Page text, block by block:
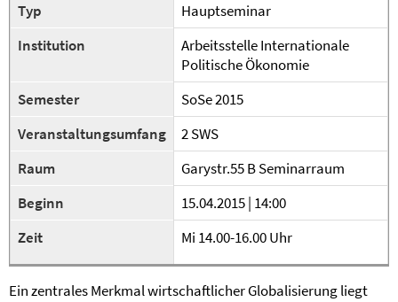
Typ
Hauptseminar
Institution
Arbeitsstelle Internationale
Politische Ökonomie
Semester
SoSe 2015
Veranstaltungsumfang
2 SWS
Raum
Garystr.55 B Seminarraum
Beginn
15.04.2015 | 14:00
Zeit
Mi 14.00-16.00 Uhr
Ein zentrales Merkmal wirtschaftlicher Globalisierung liegt